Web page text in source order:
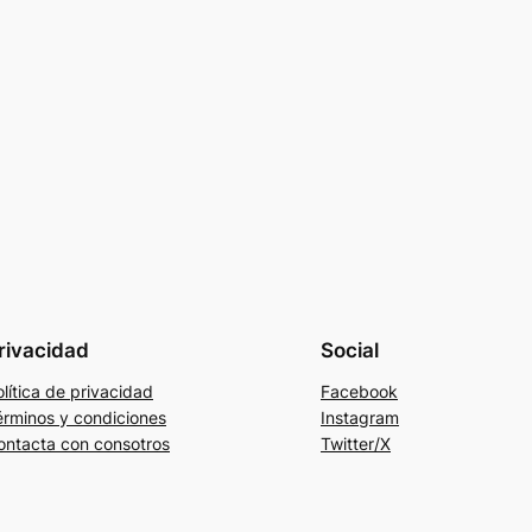
de privacidad
y condiciones
con consotros
Social
Facebook
Instagram
Twitter/X